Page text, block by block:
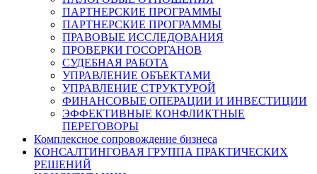
ПАРТНЕРСКИЕ ПРОГРАММЫ
ПАРТНЕРСКИЕ ПРОГРАММЫ
ПРАВОВЫЕ ИССЛЕДОВАНИЯ
ПРОВЕРКИ ГОСОРГАНОВ
СУДЕБНАЯ РАБОТА
УПРАВЛЕНИЕ ОБЪЕКТАМИ
УПРАВЛЕНИЕ СТРУКТУРОЙ
ФИНАНСОВЫЕ ОПЕРАЦИИ И ИНВЕСТИЦИИ
ЭФФЕКТИВНЫЕ КОНФЛИКТНЫЕ
ПЕРЕГОВОРЫ
Комплексное сопровождение бизнеса
КОНСАЛТИНГОВАЯ ГРУППА ПРАКТИЧЕСКИХ
РЕШЕНИЙ